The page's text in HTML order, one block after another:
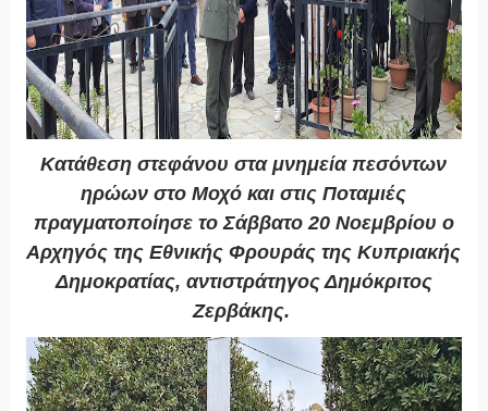
Κατάθεση στεφάνου στα μνημεία πεσόντων
ηρώων στο Μοχό και στις Ποταμιές
πραγματοποίησε το Σάββατο 20 Νοεμβρίου ο
Αρχηγός της Εθνικής Φρουράς της Κυπριακής
Δημοκρατίας, αντιστράτηγος Δημόκριτος
Ζερβάκης.